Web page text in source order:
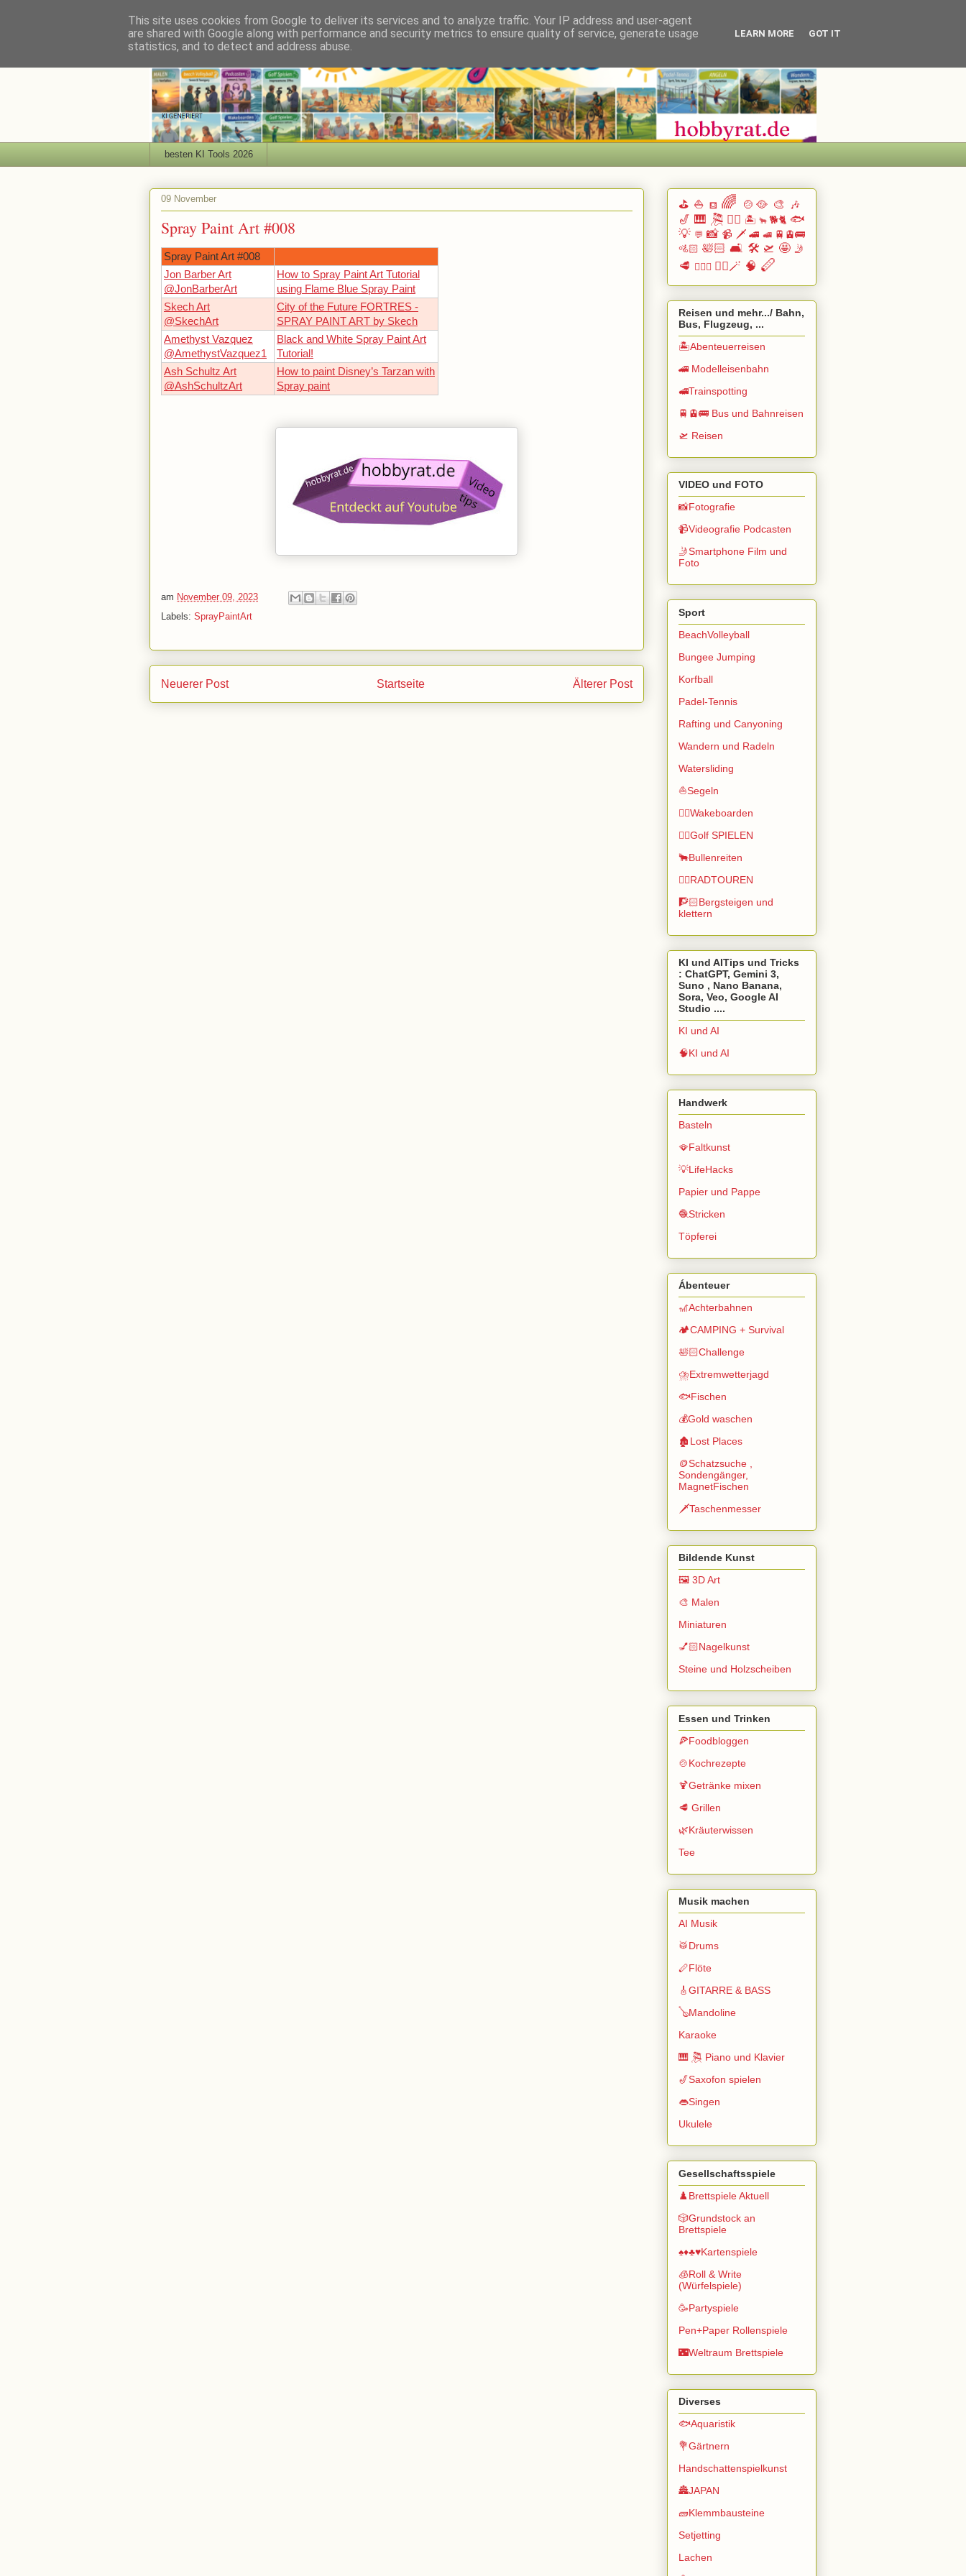
besten KI Tools 2026
09 November
Spray Paint Art #008
Spray Paint Art #008
Jon Barber Art
@JonBarberArt
How to Spray Paint Art Tutorial
using Flame Blue Spray Paint
Skech Art
@SkechArt
City of the Future FORTRES -
SPRAY PAINT ART by Skech
Amethyst Vazquez
@AmethystVazquez1
Black and White Spray Paint Art
Tutorial!
Ash Schultz Art
@AshSchultzArt
How to paint Disney’s Tarzan with
Spray paint
am November 09, 2023
Labels: SprayPaintArt
Neuerer Post Älterer Post
Startseite
⛳ ⛵ ⛾ 🌈 🍲🥘 🎨 🎶
🎷 🎹 🎘 🏄🏽 🏝️ 🐂 🐕🐈 🐟
💡 💬 📸 📹 🗡️ 🚄 🚅 🚆🚊🚌
🚵🏻 🛀🏻 🛋️ 🛠️ 🛫 🤩 🤳
🥩 🧗🏻‍♀️ 🧙‍♂️🪄 🧠 🪈
Reisen und mehr.../ Bahn,
Bus, Flugzeug, ...
🏝️Abenteuerreisen
🚄 Modelleisenbahn
🚅Trainspotting
🚆🚊🚌 Bus und Bahnreisen
🛫 Reisen
VIDEO und FOTO
📸Fotografie
📹Videografie Podcasten
🤳Smartphone Film und
Foto
Sport
BeachVolleyball
Bungee Jumping
Korfball
Padel-Tennis
Rafting und Canyoning
Wandern und Radeln
Watersliding
⛵Segeln
🏄🏽Wakeboarden
🏌️‍♂️Golf SPIELEN
🐂Bullenreiten
🚴‍♂️RADTOUREN
🧗🏻Bergsteigen und
klettern
KI und AITips und Tricks
: ChatGPT, Gemini 3,
Suno , Nano Banana,
Sora, Veo, Google AI
Studio ....
KI und AI
🧠KI und AI
Handwerk
Basteln
🪭Faltkunst
💡LifeHacks
Papier und Pappe
🧶Stricken
Töpferei
Ábenteuer
🎢Achterbahnen
🏕️CAMPING + Survival
🛀🏻Challenge
⛈️Extremwetterjagd
🐟Fischen
💰Gold waschen
🏚️Lost Places
🪙Schatzsuche ,
Sondengänger,
MagnetFischen
🗡️Taschenmesser
Bildende Kunst
🖼️ 3D Art
🎨 Malen
Miniaturen
💅🏻Nagelkunst
Steine und Holzscheiben
Essen und Trinken
🍕Foodbloggen
🍲Kochrezepte
🍹Getränke mixen
🥩 Grillen
🌿Kräuterwissen
Tee
Musik machen
AI Musik
🥁Drums
🪈Flöte
🎸GITARRE & BASS
🪕Mandoline
Karaoke
🎹 🎘 Piano und Klavier
🎷Saxofon spielen
👄Singen
Ukulele
Gesellschaftsspiele
♟️Brettspiele Aktuell
🎲Grundstock an
Brettspiele
♠️♦️♣️♥️Kartenspiele
🧊Roll & Write
(Würfelspiele)
🥳Partyspiele
Pen+Paper Rollenspiele
🌃Weltraum Brettspiele
Diverses
🐟Aquaristik
💐Gärtnern
Handschattenspielkunst
🏯JAPAN
🧱Klemmbausteine
Setjetting
Lachen
This site uses cookies from Google to deliver its services and to analyze traffic. Your IP address and user-agent
are shared with Google along with performance and security metrics to ensure quality of service, generate usage
statistics, and to detect and address abuse.
LEARN MORE GOT IT